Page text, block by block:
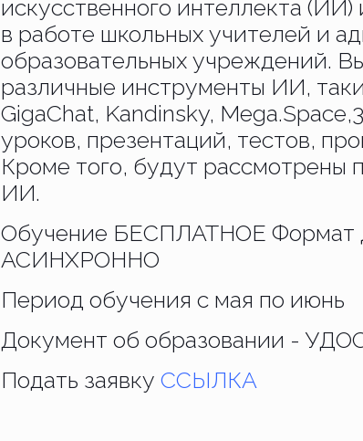
искусственного интеллекта
в работе школьных учителей и
образовательных учреждений.
различные инструменты ИИ,
GigaChat, Kandinsky, Mega.Space,
уроков, презентаций, тестов,
Кроме того, будут рассмотрены
ИИ.
Обучение БЕСПЛАТНОЕ
АСИНХРОННО
Период обучения с мая по июнь
Документ об образовании -
Подать заявку ССЫЛКА